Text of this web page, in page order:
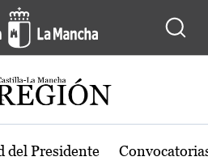
región de Castilla-
del Presidente